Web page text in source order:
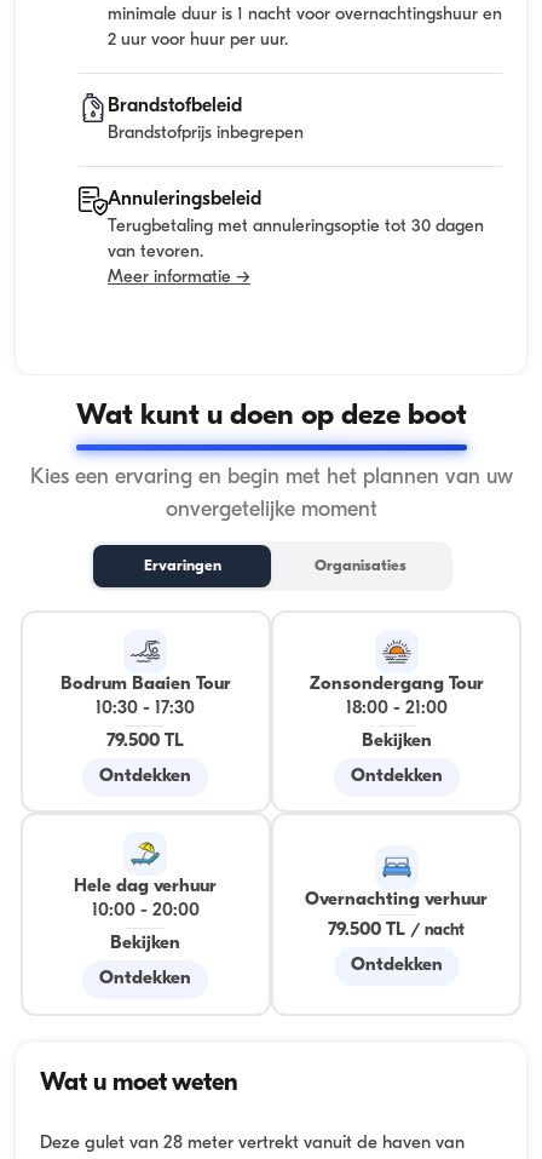
minimale duur is 1 nacht voor overnachtingshuur en
2 uur voor huur per uur.
Brandstofbeleid
Brandstofprijs inbegrepen
Annuleringsbeleid
Terugbetaling met annuleringsoptie tot 30 dagen
van tevoren.
Meer informatie →
Wat kunt u doen op deze boot
Kies een ervaring en begin met het plannen van uw
onvergetelijke moment
Ervaringen Organisaties
Bodrum Baaien Tour
10:30 -
17:30
79.500 TL
Ontdekken
Zonsondergang Tour
18:00- 21:00
Bekijken
Ontdekken
Hele dag verhuur
10:00- 20:00
Bekijken
Ontdekken
Overnachting verhuur
79.500 TL /nacht
Ontdekken
Wat u moet weten
Deze gulet van 28 meter vertrekt vanuit de haven van